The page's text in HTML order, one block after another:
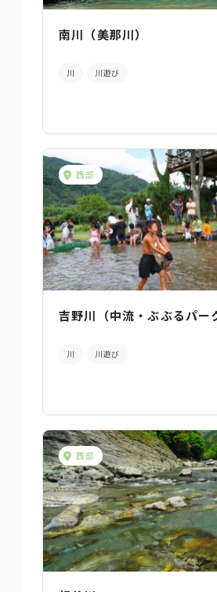
南川（美那川）
川 川遊び
西部
吉野川（中流・ぶぶるパー
川 川遊び
西部